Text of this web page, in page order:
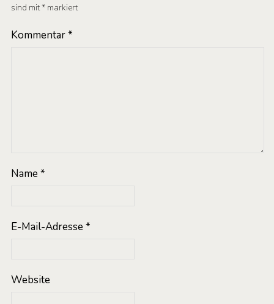
sind mit* markiert
Kommentar*
Name*
E-Mail-Adresse*
Website